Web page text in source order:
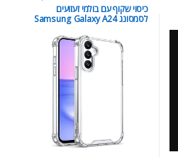
כללי
כיסוי שקוף עם בולמי זעזועים
לסמסונג Samsung Galaxy A24